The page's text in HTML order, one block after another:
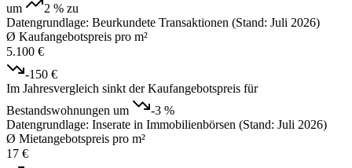
um
2 % zu
Datengrundlage: Beurkundete Transaktionen (Stand: Juli 2026)
Ø Kaufangebotspreis pro m²
5.100 €
-150 €
Im Jahresvergleich sinkt der Kaufangebotspreis für
Bestandswohnungen um
-3 %
Datengrundlage: Inserate in Immobilienbörsen (Stand: Juli 2026)
Ø Mietangebotspreis pro m²
17 €